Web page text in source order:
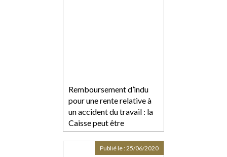
Remboursement d’indu
pour une rente relative à
un accident du travail : la
Caisse peut être
condamnée à verser à la
victime une somme en
Publié le :25/06/2020